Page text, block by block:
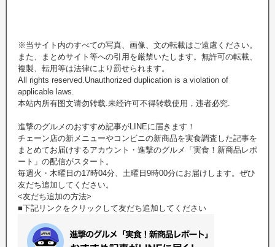
※当サイト内のすべての写真、画像、文の転載はご遠慮ください。
また、まとめサイト等への引用を厳禁いたします。無許可の転載、
複製、転用等は法律により罰せられます。
All rights reserved.Unauthorized duplication is a violation of
applicable laws.
本站內所有图文请勿转载.未经许可不得转载使用，违者必究.
進撃のグルメのおすすめ記事がLINEに届きます！
チェーン店の新メニューやコンビニの新商品を実食調査した記事を
まとめてお届けするアカウント・進撃のグルメ「実食！新商品レポ
ート」の配信がスタート。
毎週火・木曜日の17時04分、土曜日9時00分にお届けします。ぜひ
友だち追加してください。
<友だち追加の方法>
■下記リンクをクリックして友だち追加してください